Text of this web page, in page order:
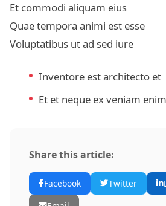
Et commodi aliquam eius
Quae tempora animi est esse
Voluptatibus ut ad sed iure
Inventore est architecto et
Et et neque ex veniam enim
Share this article:
Facebook Twitter